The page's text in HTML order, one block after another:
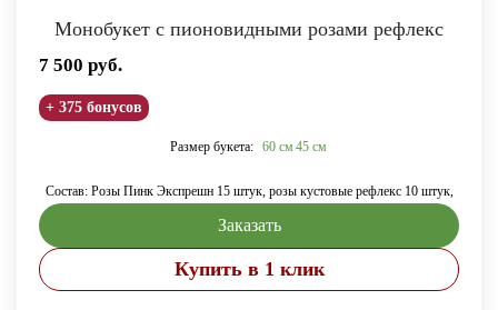
Монобукет с пионовидными розами рефлекс
7 500 руб.
+ 375 бонусов
Размер букета: 60 см 45 см
Состав: Розы Пинк Экспрешн 15 штук, розы кустовые рефлекс 10 штук,
Заказать
Купить в 1 клик